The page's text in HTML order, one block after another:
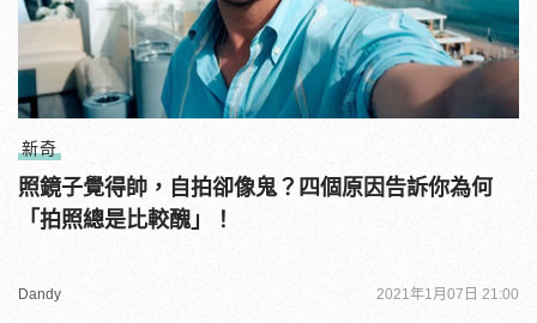
新奇
照鏡子覺得帥，自拍卻像鬼？四個原因告訴你為何
「拍照總是比較醜」！
Dandy 2021年1月07日 21:00